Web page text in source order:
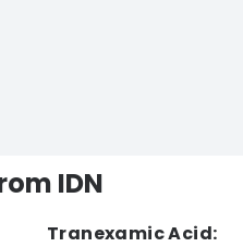
IDN
Tranexamic Acid: